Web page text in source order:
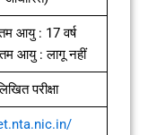
आयु : 17 वर्ष
आयु : लागू नहीं
परीक्षा